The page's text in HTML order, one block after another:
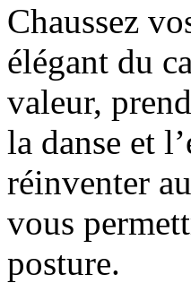
Chaussez
élégant du
valeur,
la danse et
réinventer
vous
posture.